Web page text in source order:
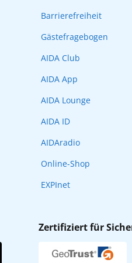
Barrierefreiheit
Gästefragebogen
AIDA Club
AIDA App
AIDA Lounge
AIDA ID
AIDAradio
Online-Shop
EXPInet
Zertifiziert für